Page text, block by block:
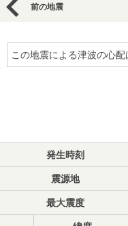
前の地震
この地震による津波の心配
発生時刻
震源地
最大震度